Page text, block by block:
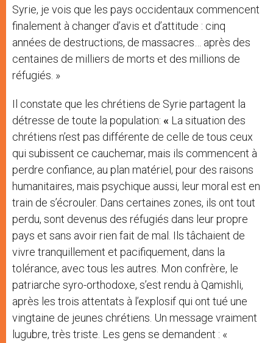
Syrie, je vois que les pays occidentaux commencent
finalement à changer d’avis et d’attitude : cinq
années de destructions, de massacres… après des
centaines de milliers de morts et des millions de
réfugiés. »
Il constate que les chrétiens de Syrie partagent la
détresse de toute la population: « La situation des
chrétiens n’est pas différente de celle de tous ceux
qui subissent ce cauchemar, mais ils commencent à
perdre confiance, au plan matériel, pour des raisons
humanitaires, mais psychique aussi, leur moral est en
train de s’écrouler. Dans certaines zones, ils ont tout
perdu, sont devenus des réfugiés dans leur propre
pays et sans avoir rien fait de mal. Ils tâchaient de
vivre tranquillement et pacifiquement, dans la
tolérance, avec tous les autres. Mon confrère, le
patriarche syro-orthodoxe, s’est rendu à Qamishli,
après les trois attentats à l’explosif qui ont tué une
vingtaine de jeunes chrétiens. Un message vraiment
lugubre, très triste. Les gens se demandent : «